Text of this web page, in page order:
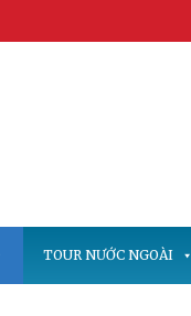
TOUR NƯỚC NGOÀI